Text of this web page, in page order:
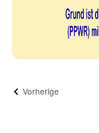
Vorherige